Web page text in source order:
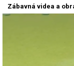
Zábavná videa a